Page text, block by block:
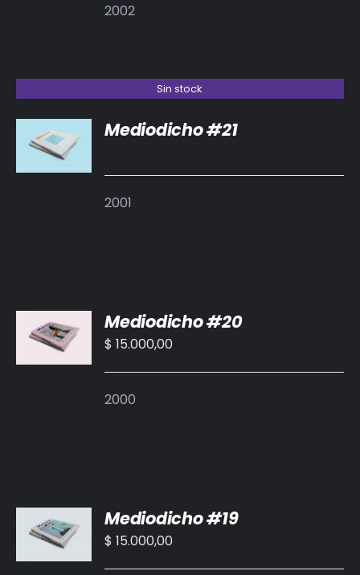
2002
Sin stock
DETALLES
Mediodicho #21
2001
AL
CARRITO
/
Mediodicho #20
$ 15.000,00
2000
AL
CARRITO
/
Mediodicho #19
$ 15.000,00